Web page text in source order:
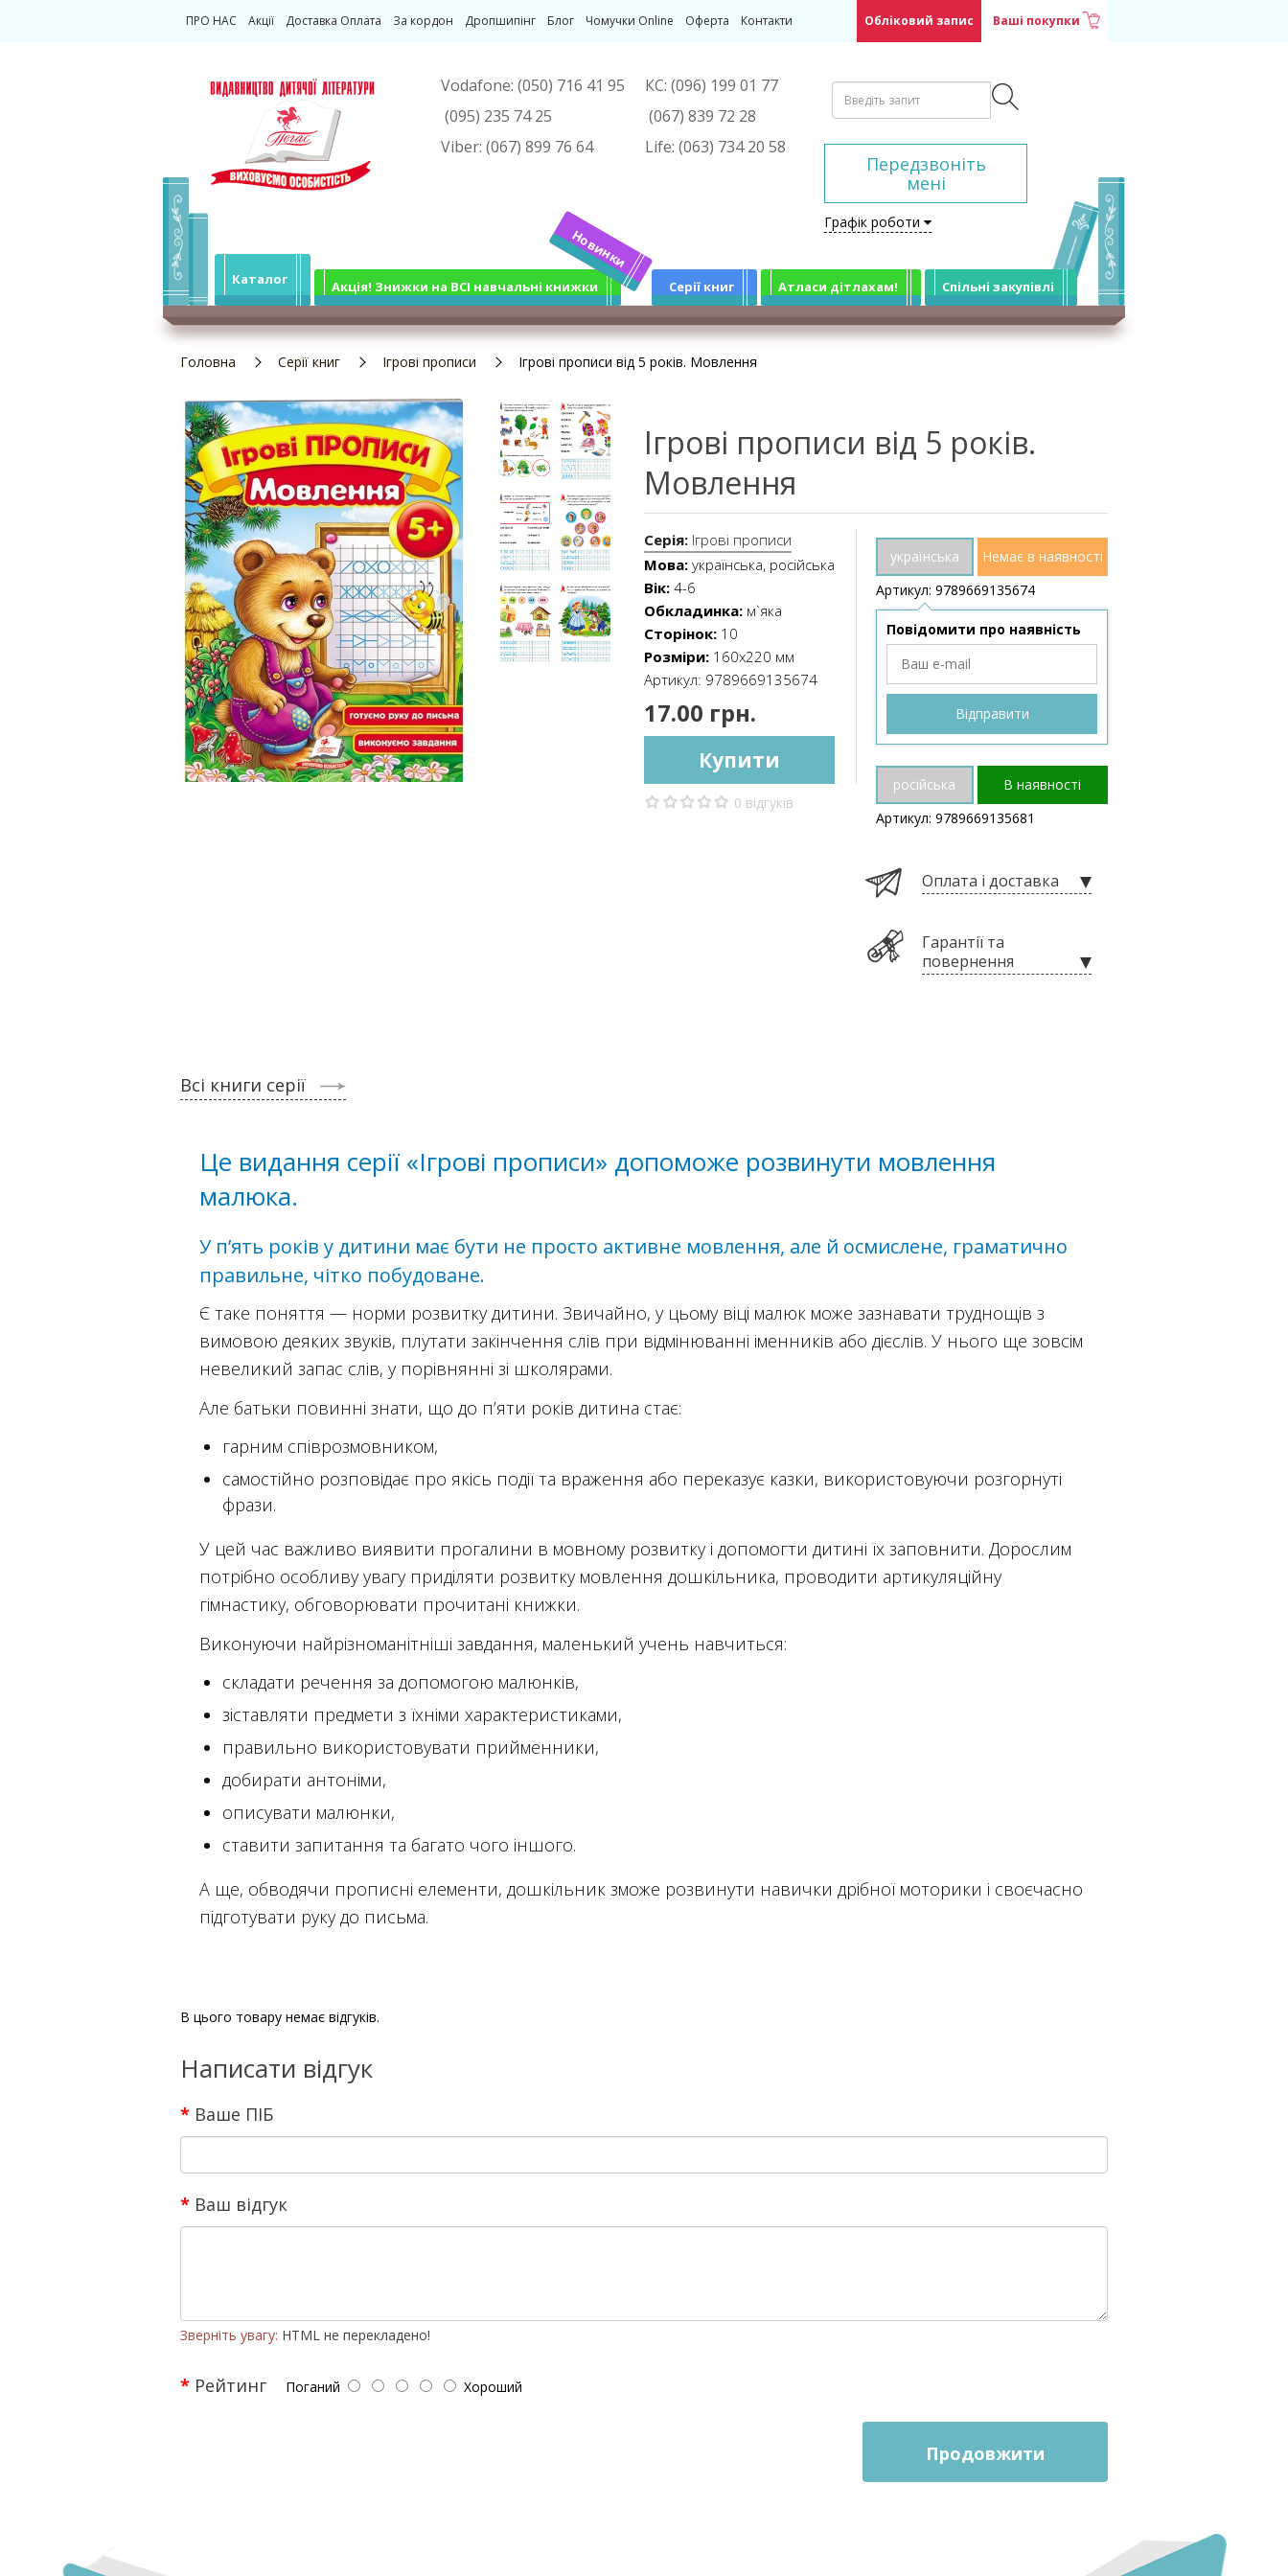
ПРО НАС Акції Доставка Оплата За кордон Дропшипінг Блог Чомучки Online Оферта Контакти Обліковий запис Ваші покупки
Vodafone: (050) 716 41 95
(095) 235 74 25
Viber: (067) 899 76 64
КС: (096) 199 01 77
(067) 839 72 28
Life: (063) 734 20 58
Передзвоніть
мені
Графік роботи
Каталог Акція! Знижки на ВСІ навчальні книжки
Новинки
Серії книг Атласи дітлахам! Спільні закупівлі
Головна Серії книг Ігрові прописи Ігрові прописи від 5 років. Мовлення
Ігрові прописи від 5 років.
Мовлення
Серія: Ігрові прописи
Мова: українська, російська
Вік: 4-6
Обкладинка: м`яка
Сторінок: 10
Розміри: 160х220 мм
Артикул: 9789669135674
17.00 грн.
Купити
0 відгуків
українська
Немає в наявності
Артикул: 9789669135674
Повідомити про наявність
російська
В наявності
Артикул: 9789669135681
Оплата і доставка
Гарантії та
повернення
Всі книги серії
Це видання серії «Ігрові прописи» допоможе розвинути мовлення
малюка.
У п’ять років у дитини має бути не просто активне мовлення, але й осмислене, граматично
правильне, чітко побудоване.
Є таке поняття — норми розвитку дитини. Звичайно, у цьому віці малюк може зазнавати труднощів з
вимовою деяких звуків, плутати закінчення слів при відмінюванні іменників або дієслів. У нього ще зовсім
невеликий запас слів, у порівнянні зі школярами.
Але батьки повинні знати, що до п’яти років дитина стає:
гарним співрозмовником,
самостійно розповідає про якісь події та враження або переказує казки, використовуючи розгорнуті
фрази.
У цей час важливо виявити прогалини в мовному розвитку і допомогти дитині їх заповнити. Дорослим
потрібно особливу увагу приділяти розвитку мовлення дошкільника, проводити артикуляційну
гімнастику, обговорювати прочитані книжки.
Виконуючи найрізноманітніші завдання, маленький учень навчиться:
складати речення за допомогою малюнків,
зіставляти предмети з їхніми характеристиками,
правильно використовувати прийменники,
добирати антоніми,
описувати малюнки,
ставити запитання та багато чого іншого.
А ще, обводячи прописні елементи, дошкільник зможе розвинути навички дрібної моторики і своєчасно
підготувати руку до письма.
В цього товару немає відгуків.
Написати відгук
Ваше ПІБ
Ваш відгук
Зверніть увагу: HTML не перекладено!
Рейтинг Поганий Хороший
Продовжити